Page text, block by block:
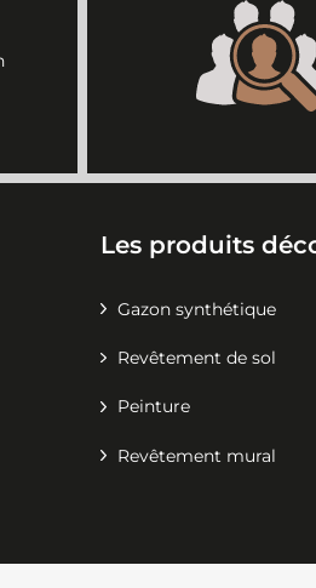
Les produits
Gazon synthétique
Revêtement de sol
Peinture
Revêtement mural